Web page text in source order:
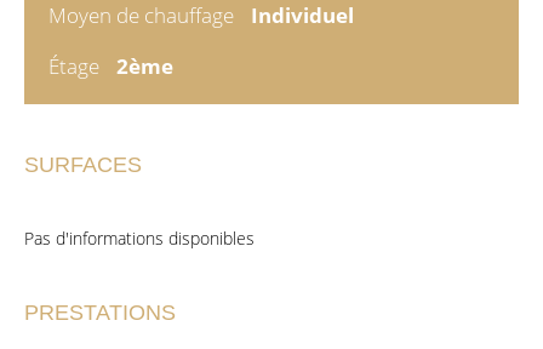
Moyen de chauffage
Individuel
Étage
2ème
SURFACES
Pas d'informations disponibles
PRESTATIONS